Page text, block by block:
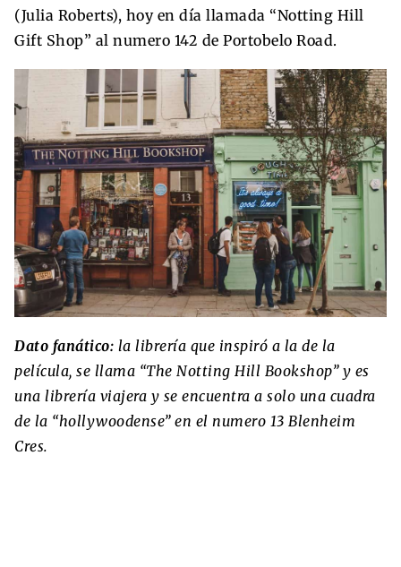
(Julia Roberts), hoy en día llamada “Notting Hill
Gift Shop” al numero 142 de Portobelo Road.
Dato fanático: la librería que inspiró a la de la
película, se llama “The Notting Hill Bookshop” y es
una librería viajera y se encuentra a solo una cuadra
de la “hollywoodense” en el numero 13 Blenheim
Cres.